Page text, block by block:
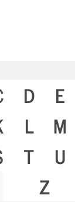
D E
L M
T U
Z